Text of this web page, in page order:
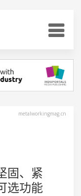
metalworkingmag.cn
固、紧
选功能